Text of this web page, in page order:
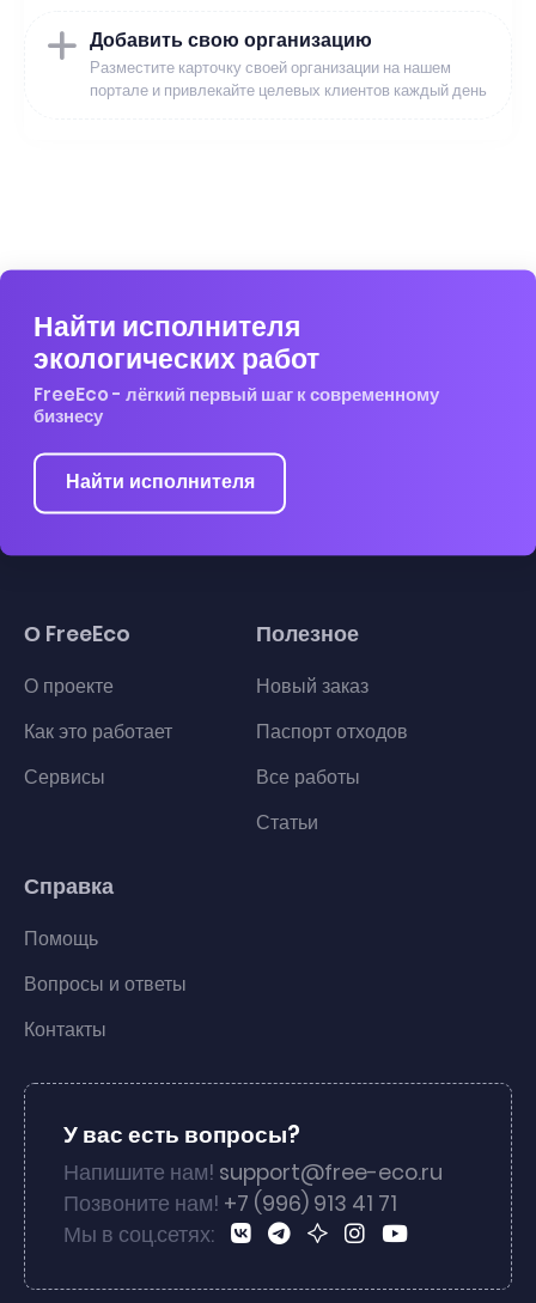
Добавить свою организацию
Разместите карточку своей организации на нашем
портале и привлекайте целевых клиентов каждый день
Найти исполнителя
экологических работ
FreeEco - лёгкий первый шаг к современному
бизнесу
Найти исполнителя
О FreeEco
О проекте
Как это работает
Сервисы
Полезное
Новый заказ
Паспорт отходов
Все работы
Статьи
Справка
Помощь
Вопросы и ответы
Контакты
У вас есть вопросы?
Напишите нам! support@free-eco.ru
Позвоните нам! +7 (996) 913 41 71
Мы в соц.сетях: